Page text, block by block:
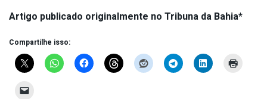
Artigo publicado originalmente no Tribuna da Bahia*
Compartilhe isso: